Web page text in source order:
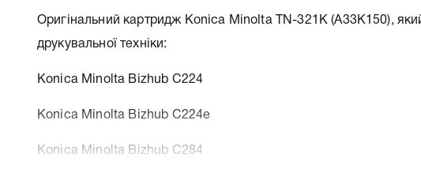
Оригінальний картридж Konica Minolta TN-321K (A33K150),
друкувальної техніки:
Konica Minolta Bizhub C224
Konica Minolta Bizhub C224e
Konica Minolta Bizhub C284